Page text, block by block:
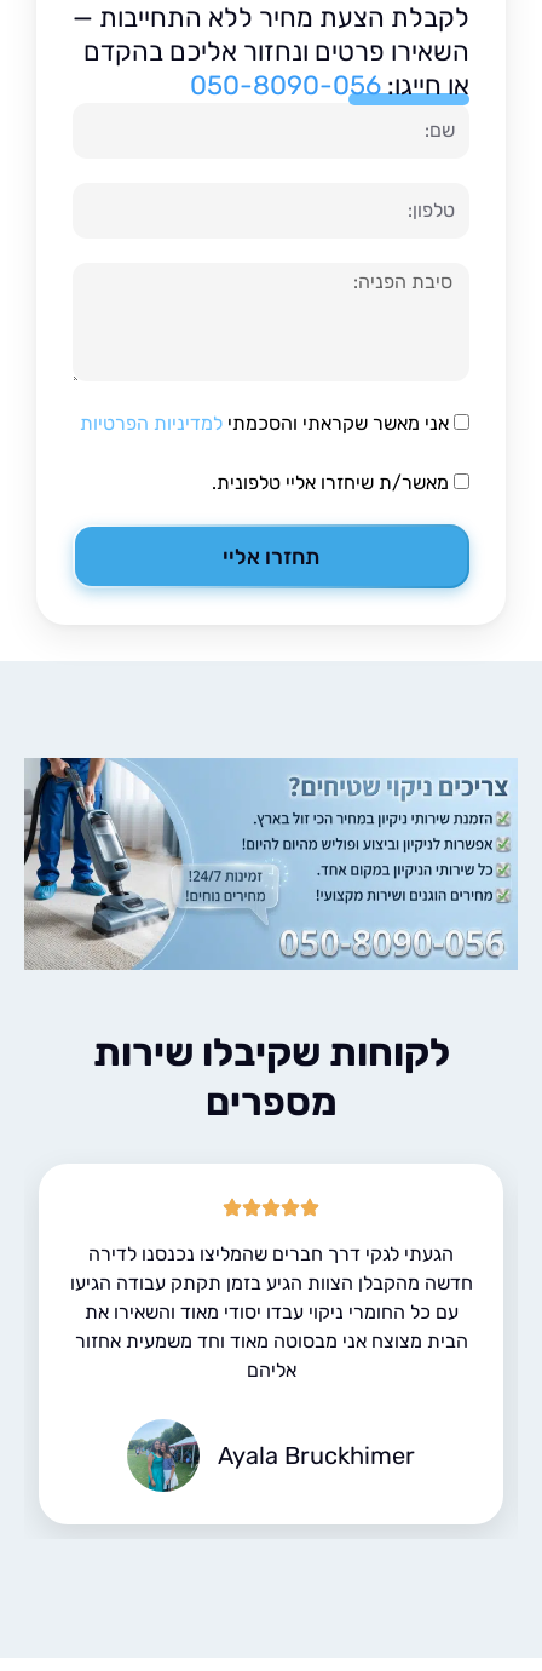
לקבלת הצעת מחיר ללא התחייבות —
השאירו פרטים ונחזור אליכם בהקדם
או חייגו:050-8090-056
אני מאשר שקראתי והסכמתילמדיניות הפרטיות
מאשר/ת שיחזרו אליי טלפונית.
תחזרו אליי
לקוחות שקיבלו שירות
מספרים
הגעתי לגקי דרך חברים שהמליצו נכנסנו לדירה
חדשה מהקבלן הצוות הגיע בזמן תקתק עבודה הגיעו
עם כל החומרי ניקוי עבדו יסודי מאוד והשאירו את
הבית מצוצח אני מבסוטה מאוד וחד משמעית אחזור
Ayala Bruckhimer